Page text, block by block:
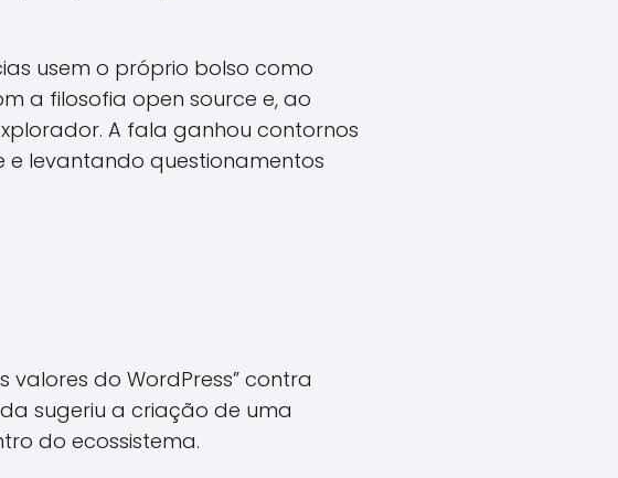
usem o próprio bolso como
a filosofia open source e, ao
A fala ganhou contornos
e levantando questionamentos
do WordPress” contra
sugeriu a criação de uma
do ecossistema.